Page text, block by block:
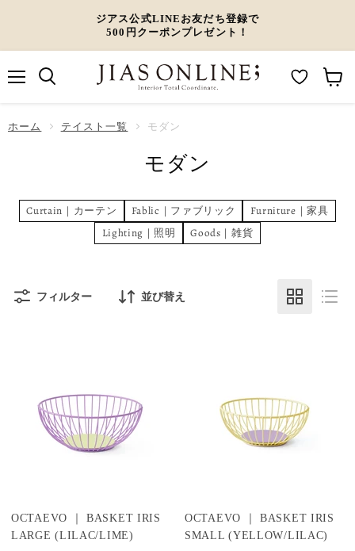
ジアス公式LINEお友だち登録で
500円クーポンプレゼント！
ー
t
る
ホーム テイスト一覧 モダン
モダン
Curtain｜カーテン Fablic｜ファブリック
Furniture｜家具
Lighting｜照明
Goods｜雑貨
フィルター 並び替え
OCTAEVO ｜ BASKET IRIS
LARGE (LILAC/LIME)
OCTAEVO ｜ BASKET IRIS
SMALL (YELLOW/LILAC)